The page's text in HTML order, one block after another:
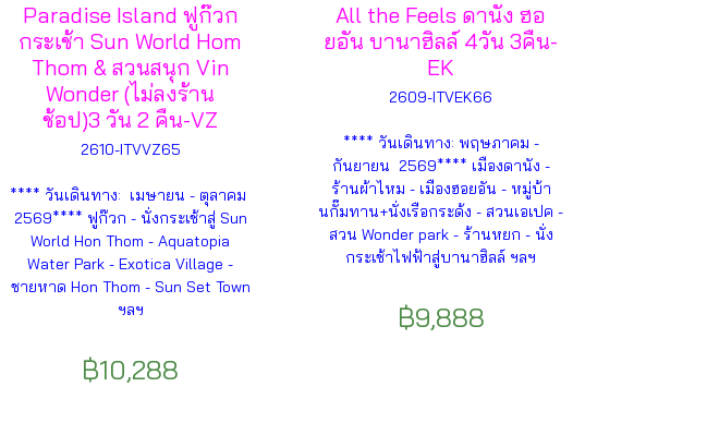
Paradise Island ฟูก๊วก
กระเช้า Sun World Hom
Thom & สวนสนุก Vin
Wonder (ไม่ลงร้าน
ช้อป)3 วัน 2 คืน-VZ
2610-ITVVZ65
**** วันเดินทาง: เมษายน - ตุลาคม
2569**** ฟูก๊วก - นั่งกระเช้าสู่ Sun
World Hon Thom - Aquatopia
Water Park - Exotica Village -
ชายหาด Hon Thom - Sun Set Town
ฯลฯ
฿10,288
All the Feels ดานัง ฮอ
ยอัน บานาฮิลล์ 4วัน 3คืน-
EK
2609-ITVEK66
**** วันเดินทาง: พฤษภาคม -
กันยายน 2569**** เมืองดานัง -
ร้านผ้าไหม - เมืองฮอยอัน - หมู่บ้า
นกั๊มทาน+นั่งเรือกระด้ง - สวนเอเปค -
สวน Wonder park - ร้านหยก - นั่ง
กระเช้าไฟฟ้าสู่บานาฮิลล์ ฯลฯ
฿9,888